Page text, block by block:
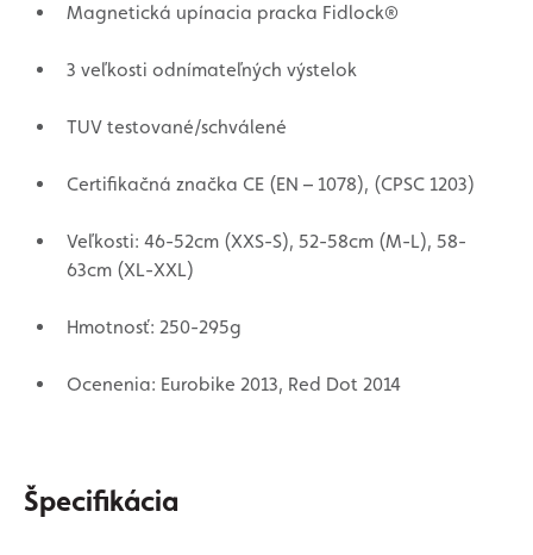
Magnetická upínacia pracka Fidlock®
3 veľkosti odnímateľných výstelok
TUV testované/schválené
Certifikačná značka CE (EN – 1078), (CPSC 1203)
Veľkosti: 46-52cm (XXS-S), 52-58cm (M-L), 58-
63cm (XL-XXL)
Hmotnosť: 250-295g
Ocenenia: Eurobike 2013, Red Dot 2014
Špecifikácia